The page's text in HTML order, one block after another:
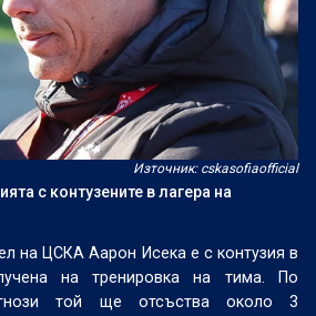
Източник: cskasofiaofficial
с контузените в лагера на
на ЦСКА Аарон Исека е с контузия в
на тренировка на тима. По
той ще отсъства около 3